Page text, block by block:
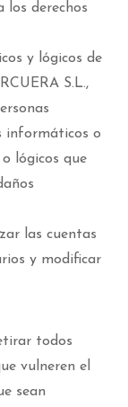
derechos
y lógicos de
S.L.,
informáticos o
lógicos que
las cuentas
y modificar
todos
vulneren el
sean